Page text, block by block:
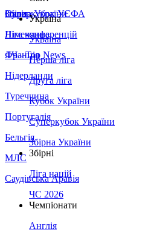
Збірна України
Італія
Німеччина
Франція
Нідерланди
Туреччина
Португалія
Бельгія
МЛС
Саудівська Аравія
Суперкубок УЄФА
Ліга конференцій
ЛЧ - Top News
Україна
Україна
Перша ліга
Друга ліга
Кубок України
Суперкубок України
Збірна України
Збірні
Ліга націй
ЧС 2026
Чемпіонати
Англія